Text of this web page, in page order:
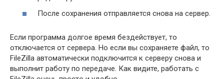
После сохранения отправляется снова на сервер.
Если программа долгое время бездействует, то
отключается от сервера. Но если вы сохраняете файл, то
FileZilla автоматически подключится к серверу снова и
выполнит работу по передаче. Как видите, работать с